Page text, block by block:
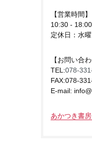
【営業時間】
10:30 - 18:00
定休日：水曜
【お問い合わ
TEL:078-
FAX:078-
E-mail:
あかつき書